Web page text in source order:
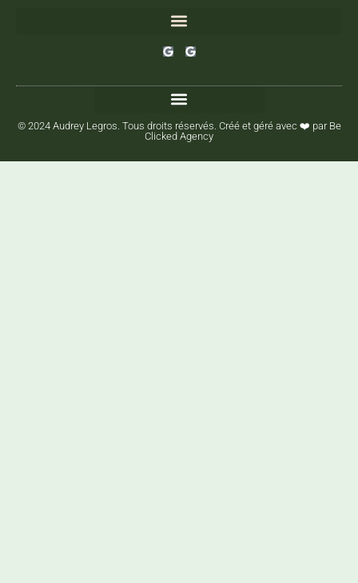
© 2024 Audrey Legros. Tous droits réservés. Créé et géré avec ❤️ par Be
Clicked Agency